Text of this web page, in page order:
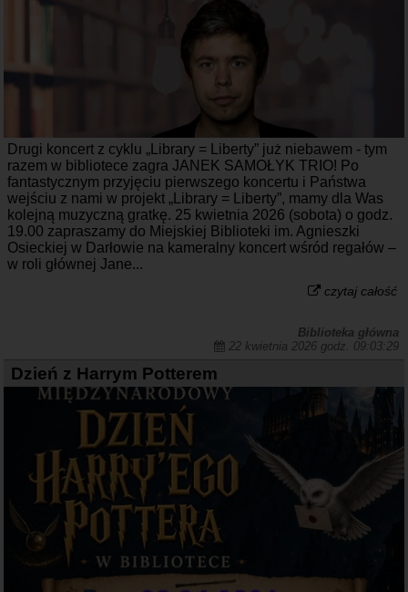
Drugi koncert z cyklu „Library = Liberty” już niebawem - tym
razem w bibliotece zagra JANEK SAMOŁYK TRIO! Po
fantastycznym przyjęciu pierwszego koncertu i Państwa
wejściu z nami w projekt „Library = Liberty”, mamy dla Was
kolejną muzyczną gratkę. 25 kwietnia 2026 (sobota) o godz.
19.00 zapraszamy do Miejskiej Biblioteki im. Agnieszki
Osieckiej w Darłowie na kameralny koncert wśród regałów –
w roli głównej Jane...
czytaj całość
Biblioteka główna
22 kwietnia 2026 godz. 09:03:29
Dzień z Harrym Potterem